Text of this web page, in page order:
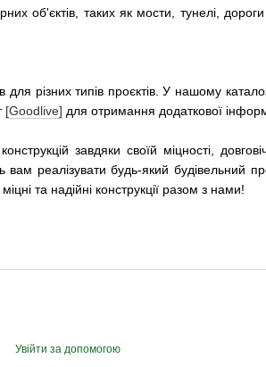
об'єктів, таких як мости, тунелі,
різних типів проєктів. У нашому
[Goodlive] для отримання додаткової
завдяки своїй міцності,
вам реалізувати будь-який будівельний
та надійні конструкції разом з нами!
Увійти за допомогою